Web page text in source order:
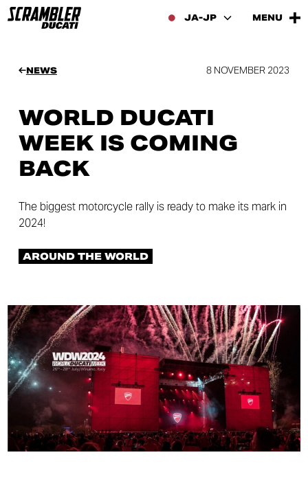
JA-JP MENU
NEWS 8 NOVEMBER 2023
WORLD DUCATI
WEEK IS COMING
BACK
The biggest motorcycle rally is ready to make its mark in
2024!
AROUND THE WORLD